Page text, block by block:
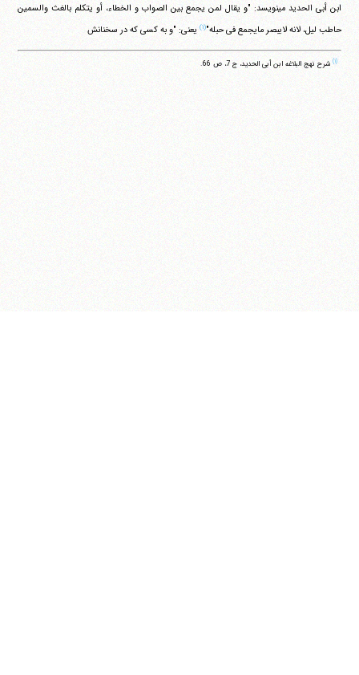
ابن أبی الحدید می‎نویسد: "و یقال لمن یجمع بین الصواب و الخطاء، أو یتکلم بالغث والسمین
حاطب لیل، لانه لایبصر مایجمع فی حبله"(۱) یعنی: "و به کسی که در سخنانش
(۱) شرح نهج البلاغه ابن أبی الحدید، ج 7، ص 66.